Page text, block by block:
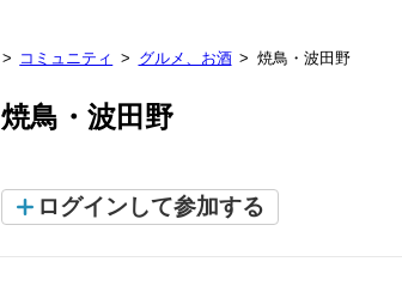
コミュニティ グルメ、お酒 焼鳥・波田野
焼鳥・波田野
ログインして参加する